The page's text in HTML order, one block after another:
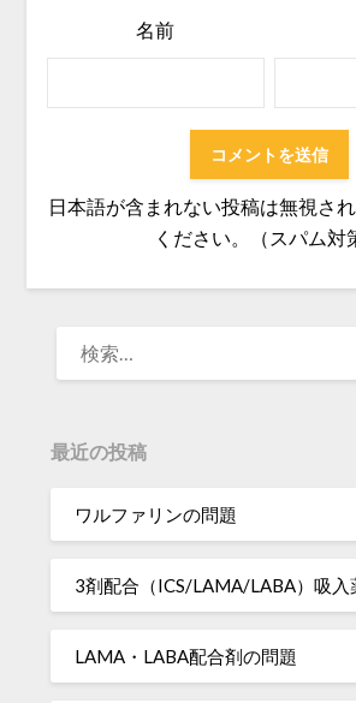
名前
日本語が含まれない投稿は無視さ
ください。（スパム対
最近の投稿
ワルファリンの問題
3剤配合（ICS/LAMA/LABA）吸入
LAMA・LABA配合剤の問題